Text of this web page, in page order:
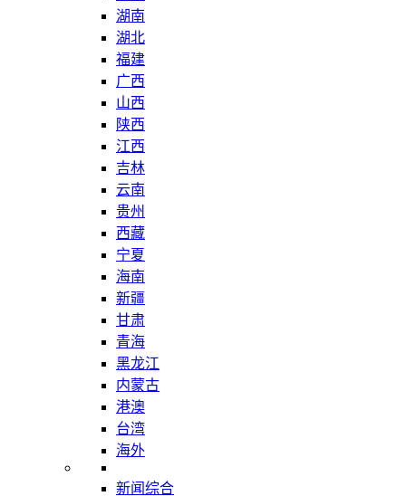
湖南
湖北
福建
广西
山西
陕西
江西
吉林
云南
贵州
西藏
宁夏
海南
新疆
甘肃
青海
黑龙江
内蒙古
港澳
台湾
海外
新闻综合